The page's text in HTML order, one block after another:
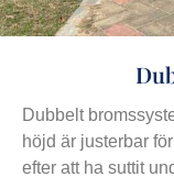
Dubbelt
höjd är justerbar
efter att ha suttit